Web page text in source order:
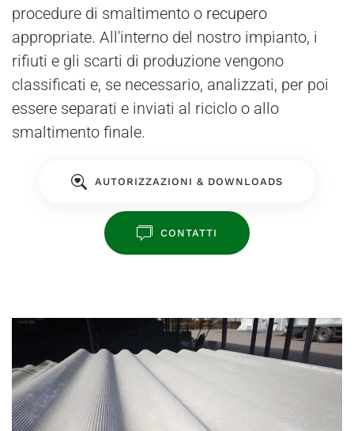
procedure di smaltimento o recupero
appropriate. All'interno del nostro impianto, i
rifiuti e gli scarti di produzione vengono
classificati e, se necessario, analizzati, per poi
essere separati e inviati al riciclo o allo
smaltimento finale.
AUTORIZZAZIONI & DOWNLOADS
CONTATTI